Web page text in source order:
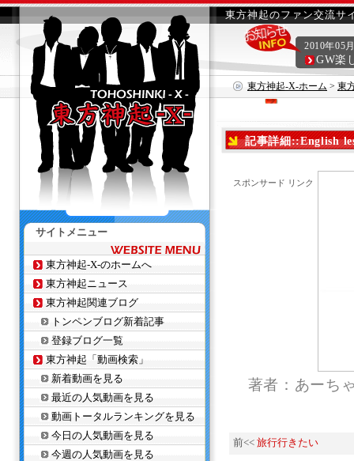
東方神起のファン交流サ
東方神起-X-ホーム > 東
2010年05
GW楽
記事詳細::English
スポンサード リンク
著者：あーち
前<< 旅行行きたい
サイトメニュー
東方神起-X-のホームへ
東方神起ニュース
東方神起関連ブログ
トンペンブログ新着記事
登録ブログ一覧
東方神起「動画検索」
新着動画を見る
最近の人気動画を見る
動画トータルランキングを見る
今日の人気動画を見る
今週の人気動画を見る